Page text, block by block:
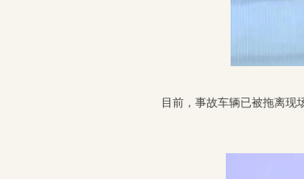
目前，事故车辆已被拖离现